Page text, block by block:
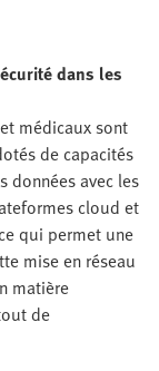
dans les
médicaux sont
de capacités
données avec les
cloud et
qui permet une
mise en réseau
matière
de